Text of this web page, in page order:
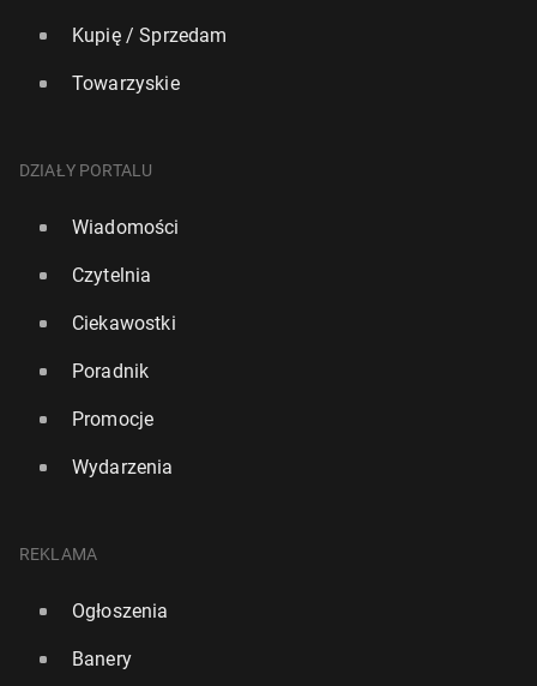
Kupię / Sprzedam
Towarzyskie
DZIAŁY PORTALU
Wiadomości
Czytelnia
Ciekawostki
Poradnik
Promocje
Wydarzenia
REKLAMA
Ogłoszenia
Banery